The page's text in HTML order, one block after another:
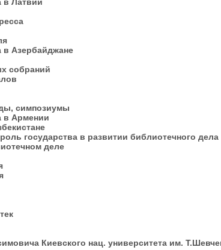
в Азербайджане
собраний
симпозиумы
в Армении
государства в развитии библиотечного
деле
Киевского нац. университета им.